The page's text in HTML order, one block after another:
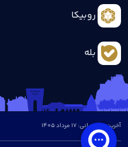
روبیکا
بله
آخرین بروزرسانی: 17 مرداد 1405